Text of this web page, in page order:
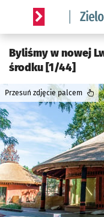
Serwis informacyjny
Byliśmy w nowej
środku [1/44]
Przesuń zdjęcie palcem